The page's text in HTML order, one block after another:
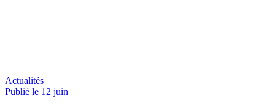
Actualités
Publié le 12 juin